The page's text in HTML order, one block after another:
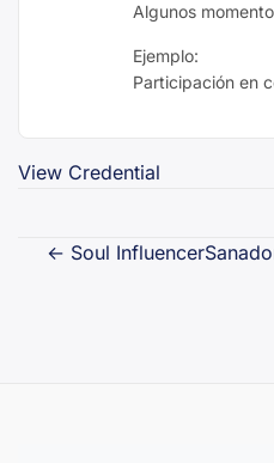
Algunos
Ejemplo:
Participación en
View Credential
Navegación
← Soul Influencer